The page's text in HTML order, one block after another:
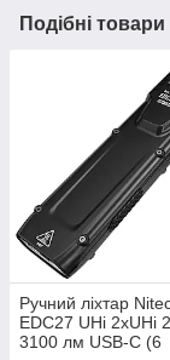
Подібні товари
Ручний ліхтар
EDC27 UHi 2xUHi
3100 лм USB-C (6